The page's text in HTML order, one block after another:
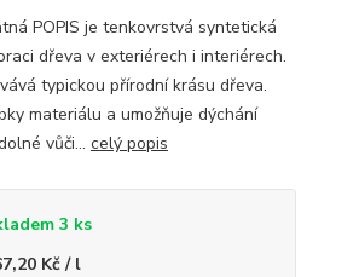
POPIS je tenkovrstvá syntetická
dřeva v exteriérech i interiérech.
typickou přírodní krásu dřeva.
materiálu a umožňuje dýchání
vůči... celý popis
3 ks
Kč / l